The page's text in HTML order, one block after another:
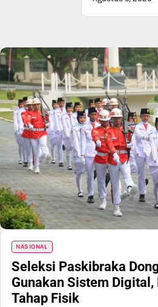
NASIONAL
Seleksi Paskibraka
Gunakan Sistem
Tahap Fisik